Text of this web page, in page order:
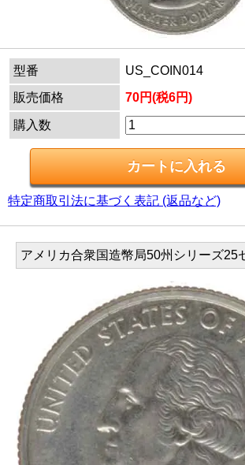
型番
US_COIN014
販売価格
70円(税6円)
購入数
特定商取引法に基づく表記 (返品など)
アメリカ合衆国造幣局50州シリーズ25